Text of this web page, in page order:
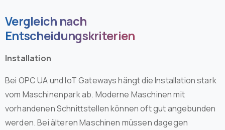
Vergleich nach
Entscheidungskriterien
Installation
Bei OPC UA und IoT Gateways hängt die Installation stark
vom Maschinenpark ab. Moderne Maschinen mit
vorhandenen Schnittstellen können oft gut angebunden
werden. Bei älteren Maschinen müssen dagegen